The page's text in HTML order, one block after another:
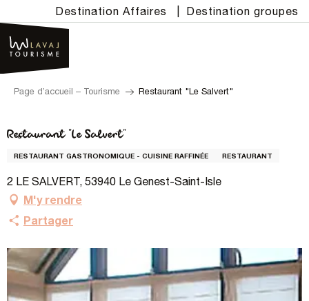
au
contenu
principal
Destination Affaires Destination groupes
Page d’accueil – Tourisme Restaurant "Le Salvert"
Restaurant "Le Salvert"
RESTAURANT GASTRONOMIQUE - CUISINE RAFFINÉE RESTAURANT
2 LE SALVERT, 53940 Le Genest-Saint-Isle
M'y rendre
Partager